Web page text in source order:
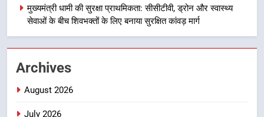
अलर्ट पर रहने के निर्देश
उत्तराखंड समाचार
मुख्यमंत्री धामी की सुरक्षा प्राथमिकता: सीसीटीवी, ड्रोन और स्वास्थ्य
सेवाओं के बीच शिवभक्तों के लिए बनाया सुरक्षित कांवड़ मार्ग
Archives
August 2026
July 2026